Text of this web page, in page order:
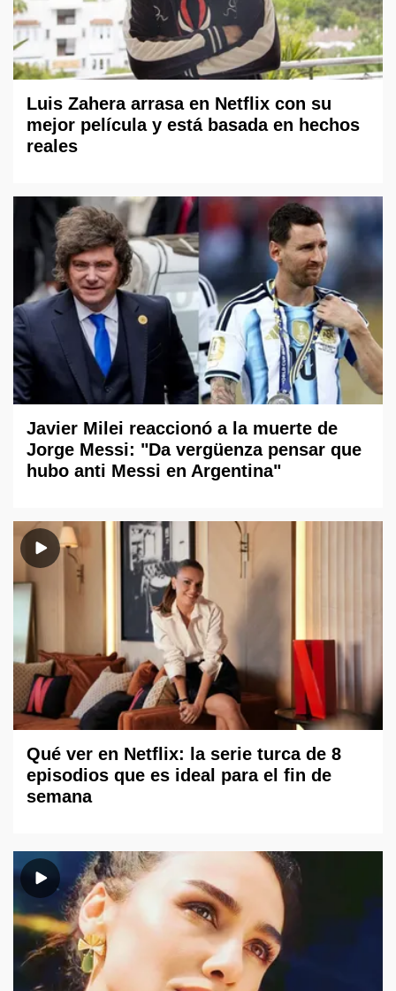
Luis Zahera arrasa en Netflix con su
mejor película y está basada en hechos
reales
Javier Milei reaccionó a la muerte de
Jorge Messi: "Da vergüenza pensar que
hubo anti Messi en Argentina"
Qué ver en Netflix: la serie turca de 8
episodios que es ideal para el fin de
semana